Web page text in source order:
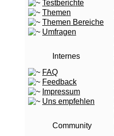
Testberichte
Themen
Themen Bereiche
Umfragen
Internes
FAQ
Feedback
Impressum
Uns empfehlen
Community